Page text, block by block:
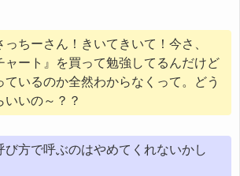
っちーさん！きいてきいて！今さ、
ャート』を買って勉強してるんだけど
ているのか全然わからなくって。どう
いいの～？？
び方で呼ぶのはやめてくれないかし